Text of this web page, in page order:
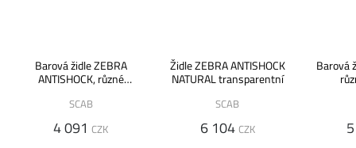
Barová židle ZEBRA
ANTISHOCK, různé
SCAB
4 091 CZK
Židle ZEBRA ANTISHOCK
NATURAL transparentní
SCAB
6 104 CZK
Barová